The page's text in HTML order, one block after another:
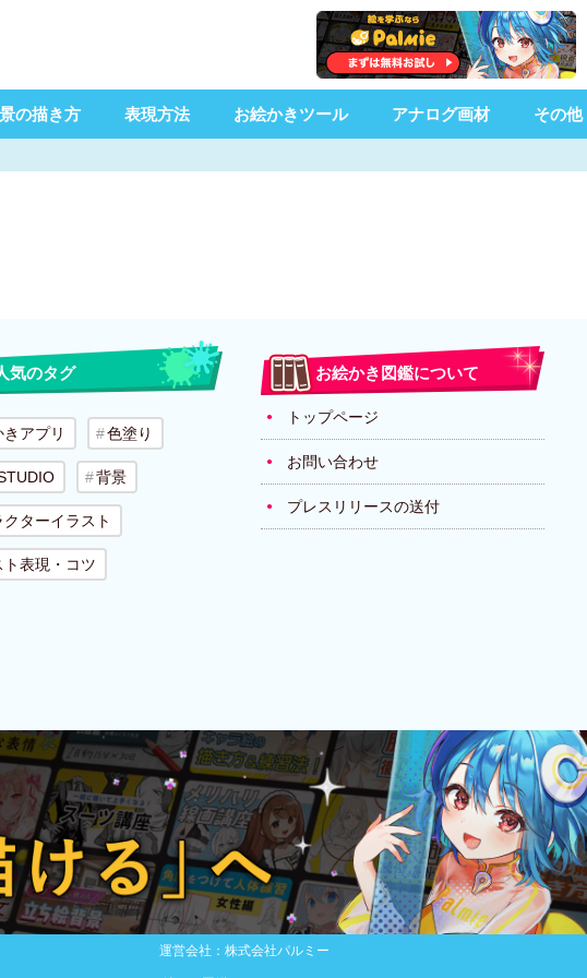
の描き方 表現方法 お絵かきツール アナログ画材 その他
気のタグ
アプリ 色塗り
背景
ターイラスト
ト表現・コツ
お絵かき図鑑について
トップページ
お問い合わせ
プレスリリースの送付
運営会社：株式会社パルミー